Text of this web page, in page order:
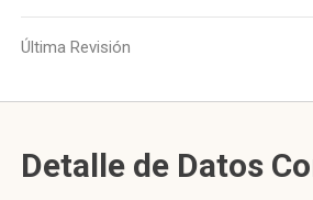
Última Revisión
Detalle de Datos